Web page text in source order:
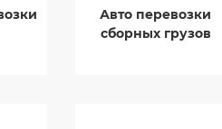
Авто перевозки
сборных грузов